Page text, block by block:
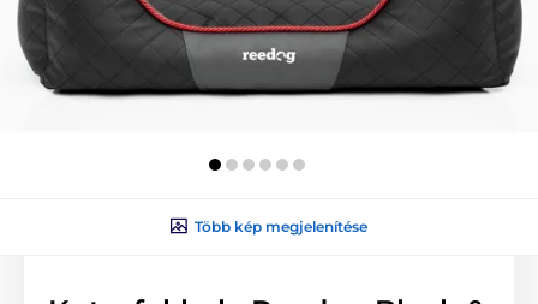
Több kép megjelenítése